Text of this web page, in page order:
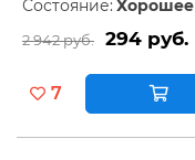
Состояние: Хорошее
2 942 руб. 294 руб.
7